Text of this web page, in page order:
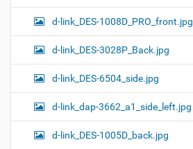
d-link_DES-1008D_PRO_front.jpg
d-link_DES-3028P_Back.jpg
d-link_DES-6504_side.jpg
d-link_dap-3662_a1_side_left.jpg
d-link_DES-1005D_back.jpg